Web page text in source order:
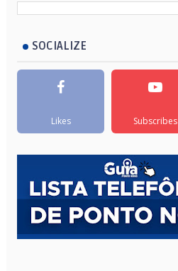
SOCIALIZE
Likes Subscribes